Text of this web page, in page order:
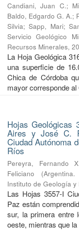
Candiani, Juan C.;
Baldo, Edgardo G. A.;
Silvia;Sapp, Mari;
Servicio Geológico
Recursos Minerales,
La Hoja Geológica
una superficie de
Chica de Córdoba
mayor corresponde
Hojas Geológicas
Aires y José C.
Ciudad Autónoma
Ríos
Pereyra, Fernando
Feliciano
(
Instituto de Geología y
Las Hojas 3557-I
Paz están
sur, la primera entre
oeste, mientras que